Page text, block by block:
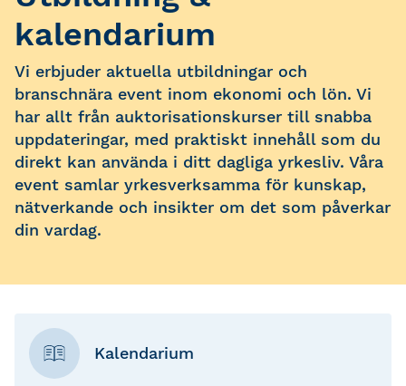
kalendarium
Vi erbjuder aktuella utbildningar och
branschnära event inom ekonomi och lön. Vi
har allt från auktorisationskurser till snabba
uppdateringar, med praktiskt innehåll som du
direkt kan använda i ditt dagliga yrkesliv. Våra
event samlar yrkesverksamma för kunskap,
nätverkande och insikter om det som påverkar
din vardag.
Kalendarium